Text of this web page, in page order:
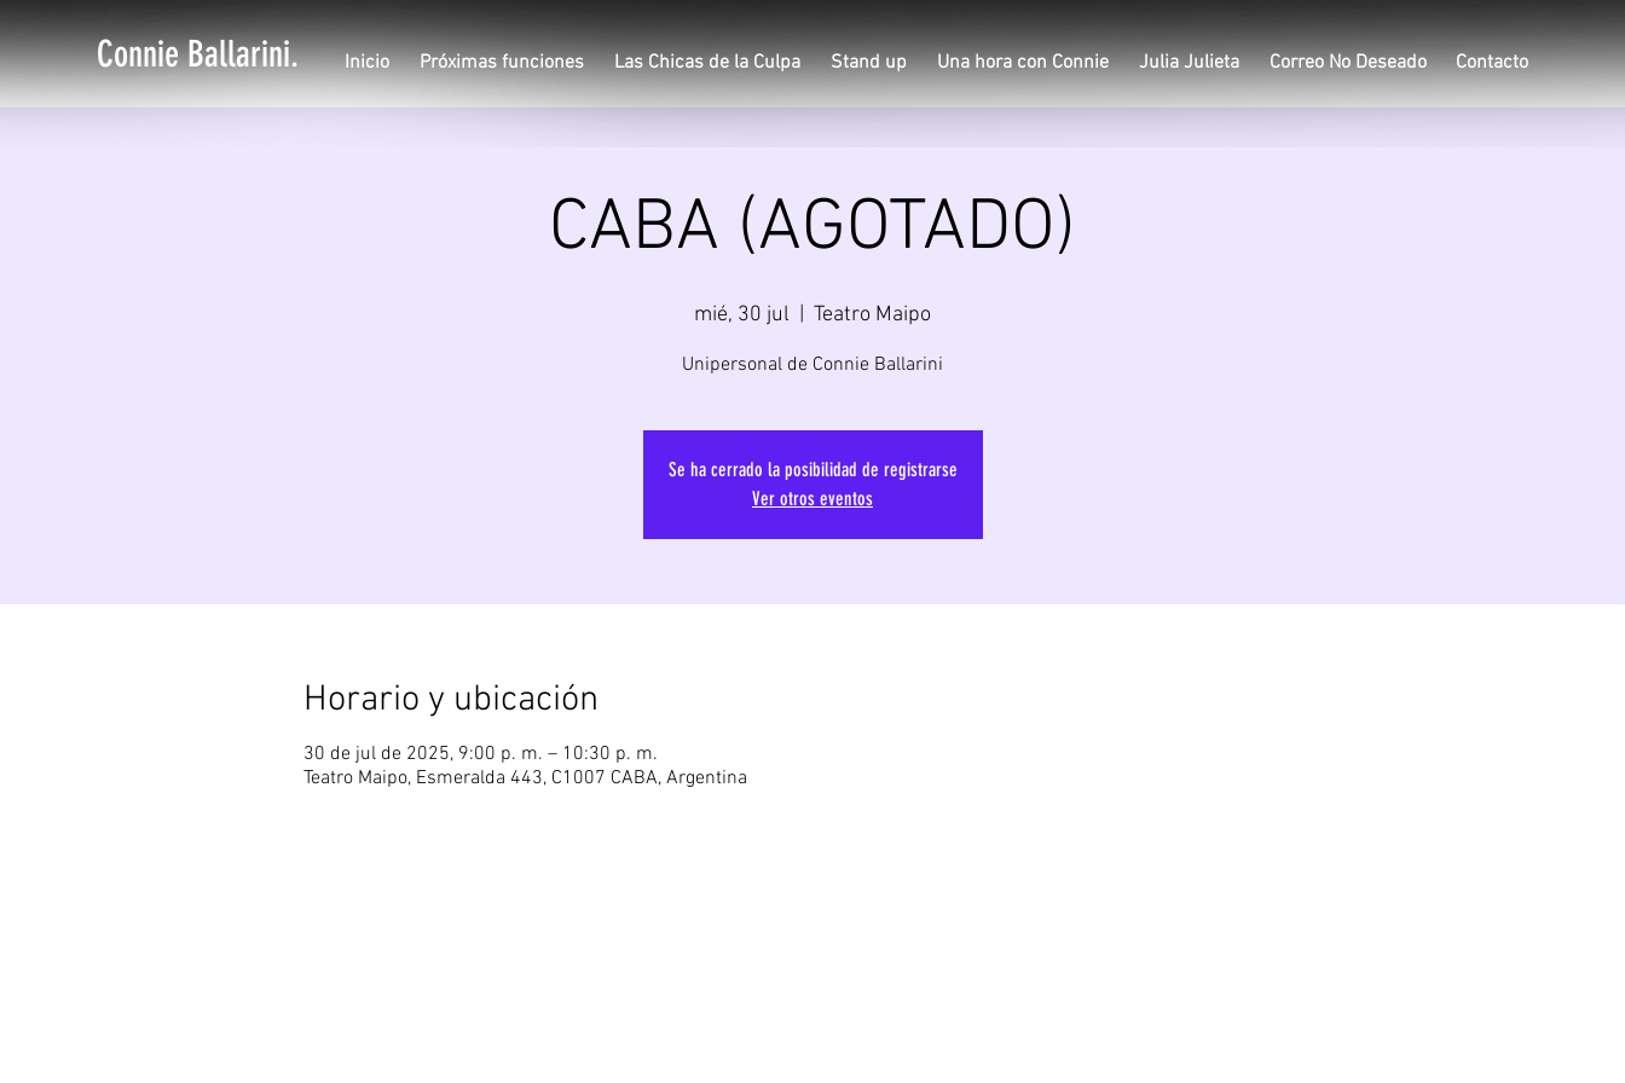
Connie Ballarini. Inicio Próximas funciones Las Chicas de la Culpa Stand up Una hora con Connie Julia Julieta Correo No Deseado Contacto
CABA (AGOTADO)
mié, 30 jul Teatro Maipo
Unipersonal de Connie Ballarini
Se ha cerrado la posibilidad de registrarse
Ver otros eventos
Horario y ubicación
30 de jul de 2025, 9:00 p. m. – 10:30 p. m.
Teatro Maipo, Esmeralda 443, C1007 CABA, Argentina